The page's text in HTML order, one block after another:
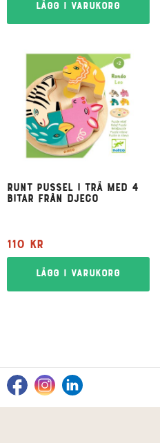
Lägg i varukorg
Runt pussel i trä med 4
bitar från Djeco
110 kr
Lägg i varukorg